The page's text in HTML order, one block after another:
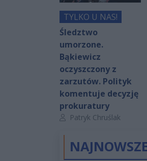
TYLKO U NAS!
Śledztwo
umorzone.
Bąkiewicz
oczyszczony z
zarzutów. Polityk
komentuje decyzję
prokuratury
Autor artykułu:
Patryk Chruślak